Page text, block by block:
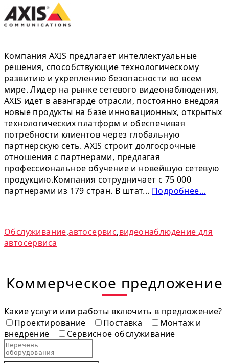
Компания AXIS предлагает интеллектуальные
решения, способствующие технологическому
развитию и укреплению безопасности во всем
мире. Лидер на рынке сетевого видеонаблюдения,
AXIS идет в авангарде отрасли, постоянно внедряя
новые продукты на базе инновационных, открытых
технологических платформ и обеспечивая
потребности клиентов через глобальную
партнерскую сеть. AXIS строит долгосрочные
отношения с партнерами, предлагая
профессиональное обучение и новейшую сетевую
продукцию.Компания сотрудничает с 75 000
партнерами из 179 стран. В штат... Подробнее...
Обслуживание,автосервис,видеонаблюдение для
автосервиса
Коммерческое предложение
Какие услуги или работы включить в предложение?
Проектирование
Поставка
Монтаж и
внедрение
Сервисное обслуживание